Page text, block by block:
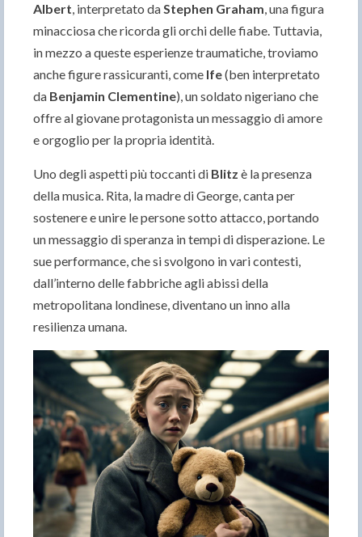
Albert, interpretato daStephen Graham, una figura
minacciosa che ricorda gli orchi delle fiabe. Tuttavia,
in mezzo a queste esperienze traumatiche, troviamo
anche figure rassicuranti, come Ife(ben interpretato
da Benjamin Clementine), un soldato nigeriano che
offre al giovane protagonista un messaggio di amore
e orgoglio per la propria identità.
Uno degli aspetti più toccanti di Blitz è la presenza
della musica. Rita, la madre di George, canta per
sostenere e unire le persone sotto attacco, portando
un messaggio di speranza in tempi di disperazione. Le
sue performance, che si svolgono in vari contesti,
dall’interno delle fabbriche agli abissi della
metropolitana londinese, diventano un inno alla
resilienza umana.